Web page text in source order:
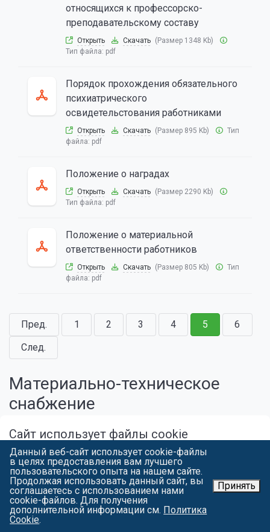
относящихся к профессорско-
преподавательскому составу
Открыть Скачать (Размер 1348 Kb)
Тип файла: pdf
Порядок прохождения обязательного
психиатрического
освидетельстования работниками
Открыть Скачать (Размер 895 Kb)
Тип
файла: pdf
Положение о наградах
Открыть Скачать (Размер 2290 Kb)
Тип файла: pdf
Положение о материальной
ответственности работников
Открыть Скачать (Размер 805 Kb)
Тип
файла: pdf
Пред. 1 2 3 4 5
6
След.
Материально-техническое
снабжение
Положение о комиссии по
осуществлению закупок ФГБОУ ВО
СПбГАУ
Открыть Скачать
(Размер 9881 Kb)
Тип файла:pdf
Сайт использует файлы cookie
Продолжая работу с spbgau.ru, вы подтверждаете использование
сайтом cookie вашего браузера с целью улучшить предложения и
сервис на основе ваших предпочтений и интересов. Вы можете
ознакомитьсяс условиями и принципами их обработки. Вы можете
запретить сохранение cookie в настройках своего браузера.
Я СОГЛАСЕН
Данный веб-сайт использует cookie-файлы
в целях предоставления вам лучшего
пользовательского опыта на нашем сайте.
Продолжая использовать данный сайт, вы
соглашаетесь с использованием нами
cookie-файлов. Для получения
дополнительной информации см. Политика
Cookie.
Принять